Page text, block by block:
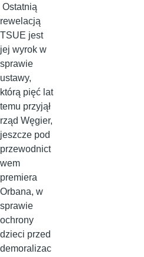
Ostatnią
rewelacją
TSUE jest
jej wyrok w
sprawie
ustawy,
którą pięć lat
temu przyjął
rząd Węgier,
jeszcze pod
przewodnict
wem
premiera
Orbana, w
sprawie
ochrony
dzieci przed
demoralizac